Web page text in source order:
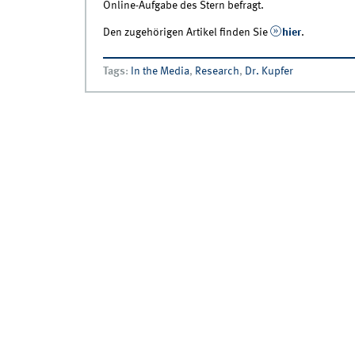
Online-Aufgabe des Stern befragt.
Den zugehörigen Artikel finden Sie hier.
Tags: In the Media, Research, Dr. Kupfer